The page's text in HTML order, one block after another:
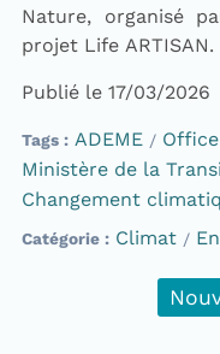
Nature, organisé
projet Life ARTISAN.
Publié le 17/03/2026
Tags ADEME
Ministère de la
Changement
Catégorie Climat